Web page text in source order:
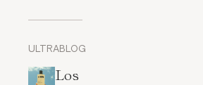
ULTRABLOG
Los